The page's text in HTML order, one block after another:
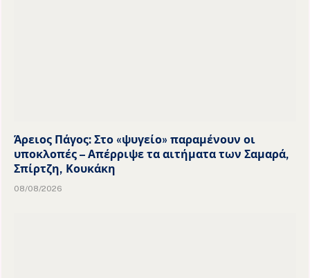
Άρειος Πάγος: Στο «ψυγείο» παραμένουν οι
υποκλοπές – Απέρριψε τα αιτήματα των Σαμαρά,
Σπίρτζη, Κουκάκη
08/08/2026